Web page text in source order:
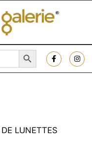
SEARCH BUTTON
LUNETTES